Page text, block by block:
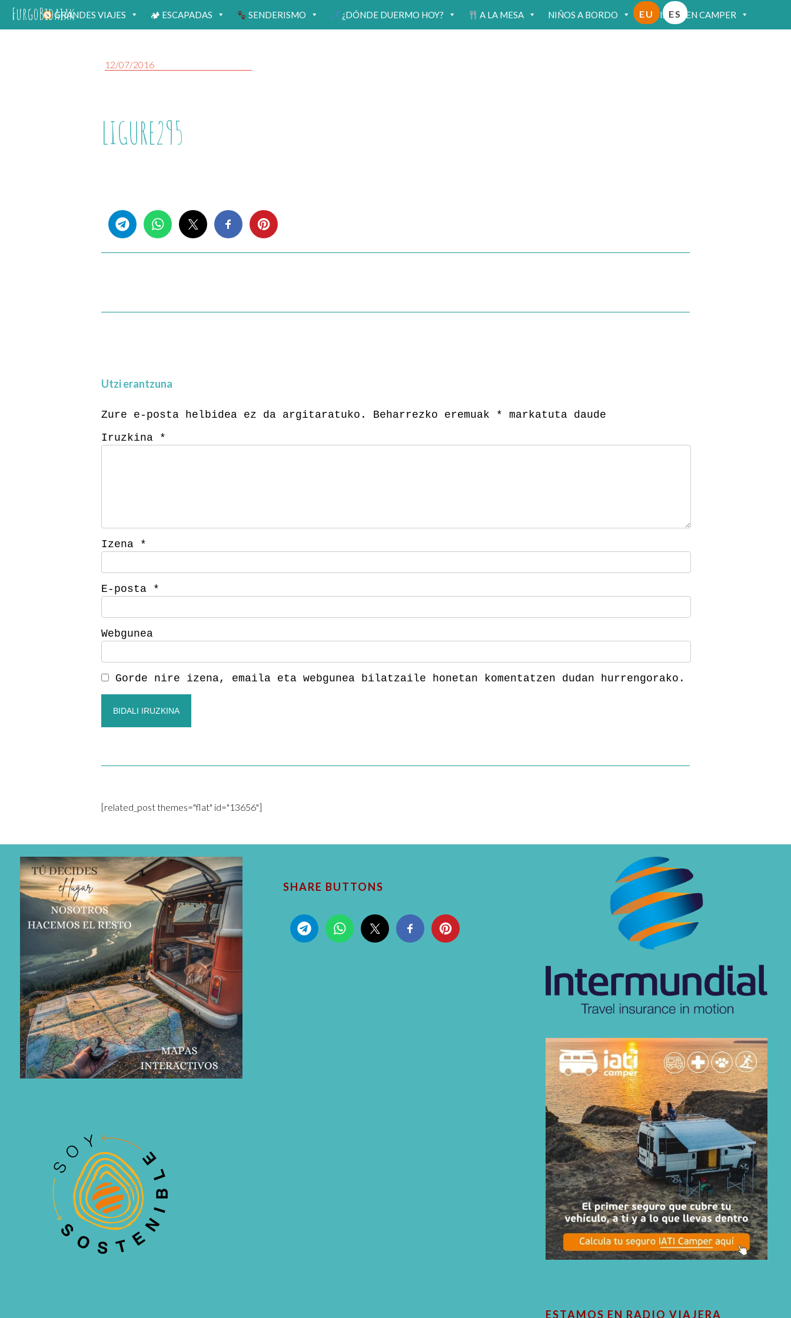
FurgoBidaiakGRANDES VIAJES 🏕 ESCAPADAS SENDERISMO ¿DÓNDE DUERMO HOY? A LA MESA NIÑOS A BORDO VIAJAR EN CAMPER
EU ES
12/07/2016
LIGURE295
Utzi erantzuna
Zure e-posta helbidea ez da argitaratuko. Beharrezko eremuak * markatuta daude
Iruzkina *
Izena *
E-posta *
Webgunea
Gorde nire izena, emaila eta webgunea bilatzaile honetan komentatzen dudan hurrengorako.
[related_post themes="flat" id="13656"]
SHARE BUTTONS
ESTAMOS EN RADIO VIAJERA